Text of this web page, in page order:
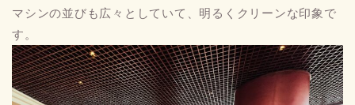
マシンの並びも広々としていて、明るくクリーンな印象で
す。